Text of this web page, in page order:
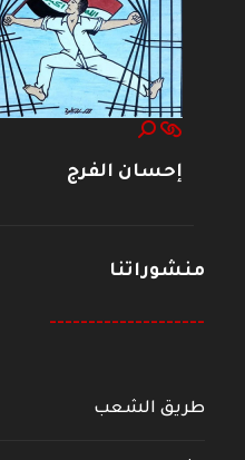
إحسان الفرج
منشوراتنا
--------------------
طريق الشعب